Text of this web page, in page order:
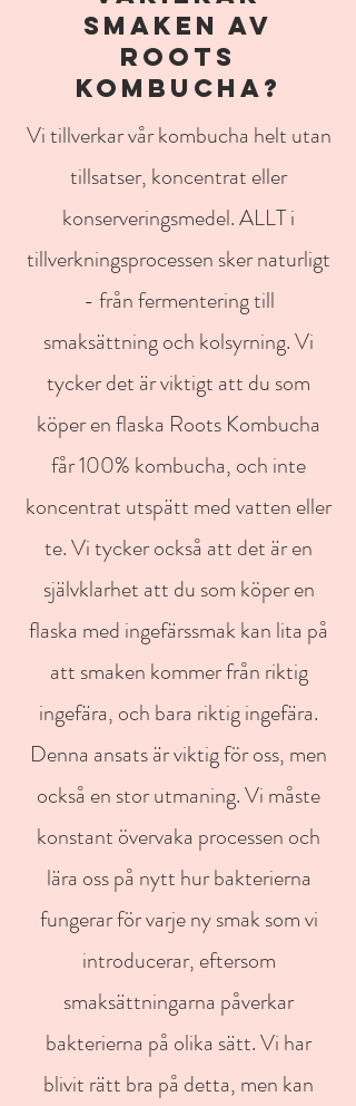
SMAKEN AV
ROOTS
KOMBUCHA?
Vi tillverkar vår kombucha helt utan
tillsatser, koncentrat eller
konserveringsmedel. ALLT i
tillverkningsprocessen sker naturligt
- från fermentering till
smaksättning och kolsyrning. Vi
tycker det är viktigt att du som
köper en flaska Roots Kombucha
får 100% kombucha, och inte
koncentrat utspätt med vatten eller
te. Vi tycker också att det är en
självklarhet att du som köper en
flaska med ingefärssmak kan lita på
att smaken kommer från riktig
ingefära, och bara riktig ingefära.
Denna ansats är viktig för oss, men
också en stor utmaning. Vi måste
konstant övervaka processen och
lära oss på nytt hur bakterierna
fungerar för varje ny smak som vi
introducerar, eftersom
smaksättningarna påverkar
bakterierna på olika sätt. Vi har
blivit rätt bra på detta, men kan